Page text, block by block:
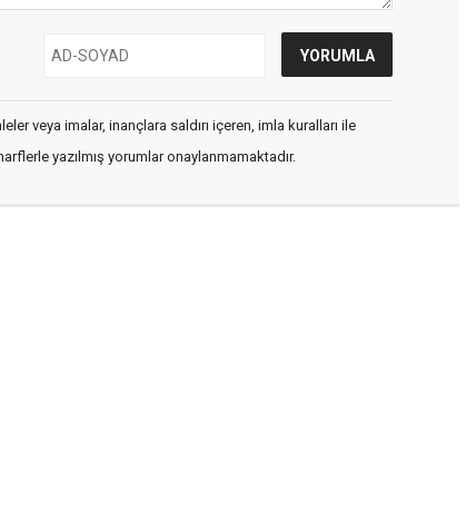
veya imalar, inançlara saldırı içeren, imla kuralları ile
yazılmış yorumlar onaylanmamaktadır.